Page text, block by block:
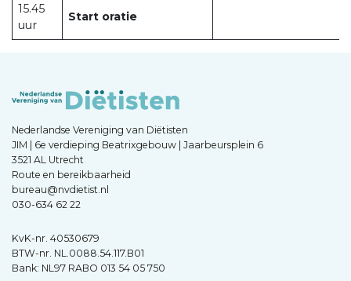
15.45
uur
Start oratie
Nederlandse Vereniging van Diëtisten
JIM | 6e verdieping Beatrixgebouw | Jaarbeursplein 6
3521 AL Utrecht
Route en bereikbaarheid
bureau@nvdietist.nl
030-634 62 22
KvK-nr. 40530679
BTW-nr. NL.0088.54.117.B01
Bank: NL97 RABO 013 54 05 750